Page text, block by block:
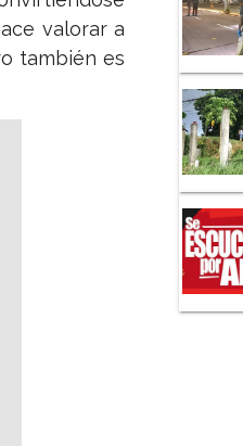
valorar a
también es